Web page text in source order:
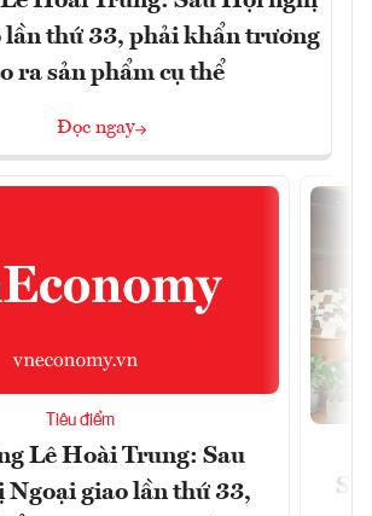
lần thứ 33, phải khẩn trương
ra sản phẩm cụ thể
Đọc ngay
Tiêu điểm
Lê Hoài Trung: Sau
Ngoại giao lần thứ 33,